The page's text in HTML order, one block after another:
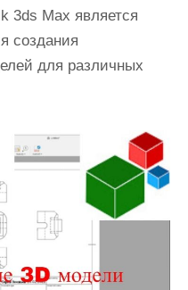
3ds Max является
создания
для различных